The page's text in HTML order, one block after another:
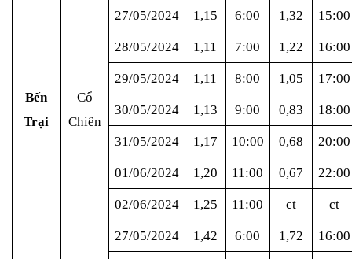
Bến
Trại
Cổ
Chiên
27/05/2024 1,15 6:00 1,32 15:00
28/05/2024 1,11 7:00 1,22 16:00
29/05/2024 1,11 8:00 1,05 17:00
30/05/2024 1,13 9:00 0,83 18:00
31/05/2024 1,17 10:00 0,68 20:00
01/06/2024 1,20 11:00 0,67 22:00
02/06/2024 1,25 11:00 ct ct
27/05/2024 1,42 6:00 1,72 16:00